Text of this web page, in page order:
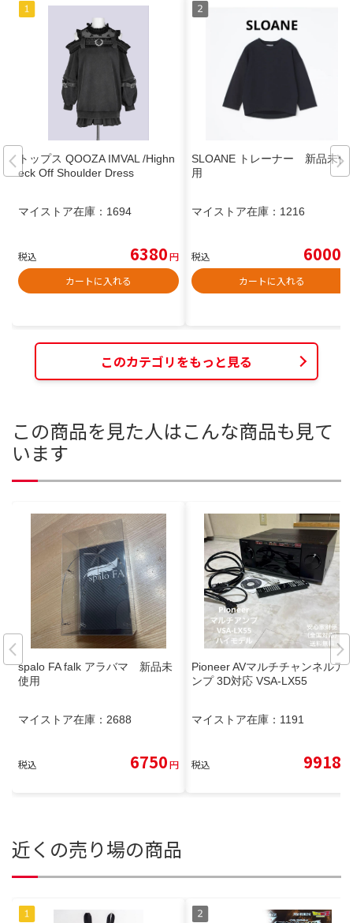
トップス QOOZA IMVAL /Highn
eck Off Shoulder Dress
マイストア在庫： 1694
税込 6380円
カートに入れる
SLOANE トレーナー 新品未使
用
マイストア在庫： 1216
税込 6000
カートに入れる
このカテゴリをもっと見る
この商品を見た人はこんな商品も見て
います
spalo FA falk アラバマ 新品未
使用
マイストア在庫： 2688
税込 6750円
Pioneer AVマルチチャンネルア
ンプ 3D対応 VSA-LX55
マイストア在庫： 1191
税込 9918
近くの売り場の商品